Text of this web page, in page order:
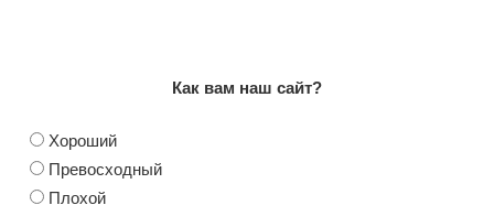
Как вам наш сайт?
Хороший
Превосходный
Плохой